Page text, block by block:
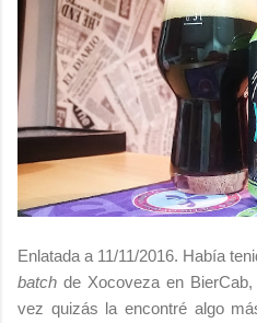
Enlatada a 11/11/2016. Había
batch de Xocoveza en
vez quizás la encontré algo